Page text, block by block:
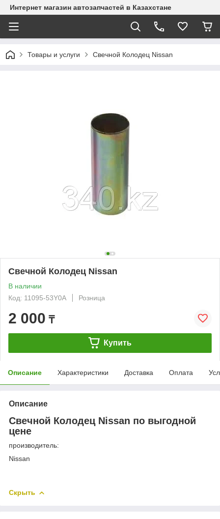
Интернет магазин автозапчастей в Казахстане
Товары и услуги Свечной Колодец Nissan
Свечной Колодец Nissan
В наличии
Код: 11095-53Y0A
Розница
2 000 ₸
Купить
Описание Характеристики Доставка Оплата
Описание
Свечной Колодец Nissan по выгодной
цене
производитель:
Nissan
Скрыть